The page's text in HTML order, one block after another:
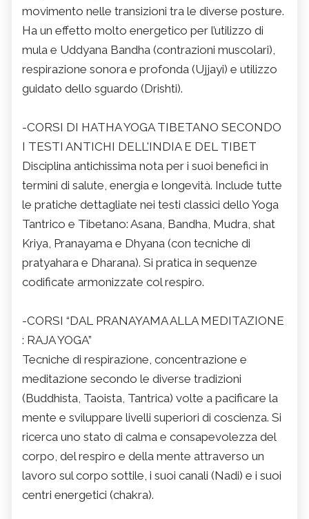
movimento nelle transizioni tra le diverse posture.
Ha un effetto molto energetico per l’utilizzo di
mula e Uddyana Bandha (contrazioni muscolari),
respirazione sonora e profonda (Ujjayi) e utilizzo
guidato dello sguardo (Drishti).
-CORSI DI HATHA YOGA TIBETANO SECONDO
I TESTI ANTICHI DELL'INDIA E DEL TIBET
Disciplina antichissima nota per i suoi benefici in
termini di salute, energia e longevità. Include tutte
le pratiche dettagliate nei testi classici dello Yoga
Tantrico e Tibetano: Asana, Bandha, Mudra, shat
Kriya, Pranayama e Dhyana (con tecniche di
pratyahara e Dharana). Si pratica in sequenze
codificate armonizzate col respiro.
-CORSI “DAL PRANAYAMA ALLA MEDITAZIONE
: RAJA YOGA”
Tecniche di respirazione, concentrazione e
meditazione secondo le diverse tradizioni
(Buddhista, Taoista, Tantrica) volte a pacificare la
mente e sviluppare livelli superiori di coscienza. Si
ricerca uno stato di calma e consapevolezza del
corpo, del respiro e della mente attraverso un
lavoro sul corpo sottile, i suoi canali (Nadi) e i suoi
centri energetici (chakra).